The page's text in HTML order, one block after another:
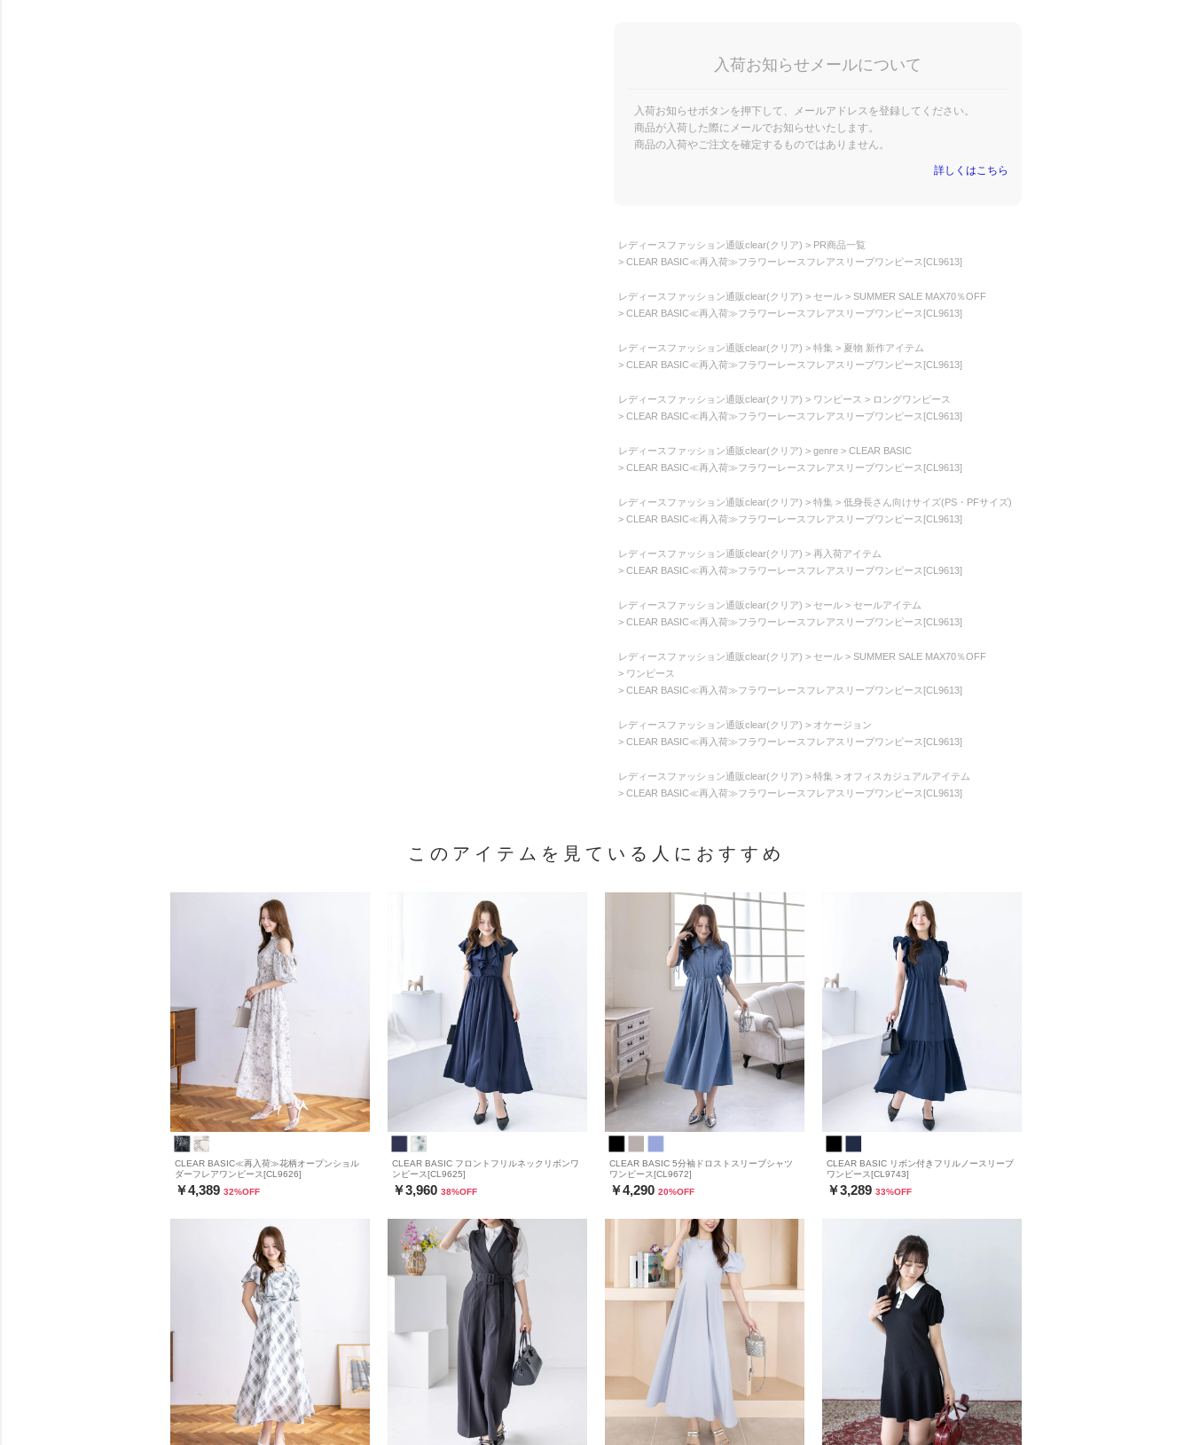
入荷お知らせメールについて
入荷お知らせボタンを押下して、メールアドレスを登録してください。
商品が入荷した際にメールでお知らせいたします。
商品の入荷やご注文を確定するものではありません。
詳しくはこちら
レディースファッション通販clear(クリア)
PR商品一覧
CLEAR BASIC≪再入荷≫フラワーレースフレアスリーブワンピース[CL9613]
レディースファッション通販clear(クリア) セール
SUMMER SALE MAX70％OFF
CLEAR BASIC≪再入荷≫フラワーレースフレアスリーブワンピース[CL9613]
レディースファッション通販clear(クリア) 特集
夏物 新作アイテム
CLEAR BASIC≪再入荷≫フラワーレースフレアスリーブワンピース[CL9613]
レディースファッション通販clear(クリア) ワンピース
ロングワンピース
CLEAR BASIC≪再入荷≫フラワーレースフレアスリーブワンピース[CL9613]
レディースファッション通販clear(クリア) genre
CLEAR BASIC
CLEAR BASIC≪再入荷≫フラワーレースフレアスリーブワンピース[CL9613]
レディースファッション通販clear(クリア) 特集
低身長さん向けサイズ(PS・PFサイズ)
CLEAR BASIC≪再入荷≫フラワーレースフレアスリーブワンピース[CL9613]
レディースファッション通販clear(クリア)
再入荷アイテム
CLEAR BASIC≪再入荷≫フラワーレースフレアスリーブワンピース[CL9613]
レディースファッション通販clear(クリア) セール
セールアイテム
CLEAR BASIC≪再入荷≫フラワーレースフレアスリーブワンピース[CL9613]
レディースファッション通販clear(クリア) セール
SUMMER SALE MAX70％OFF
ワンピース
CLEAR BASIC≪再入荷≫フラワーレースフレアスリーブワンピース[CL9613]
レディースファッション通販clear(クリア)
オケージョン
CLEAR BASIC≪再入荷≫フラワーレースフレアスリーブワンピース[CL9613]
レディースファッション通販clear(クリア) 特集
オフィスカジュアルアイテム
CLEAR BASIC≪再入荷≫フラワーレースフレアスリーブワンピース[CL9613]
このアイテムを見ている人におすすめ
CLEAR BASIC≪再入荷≫花柄オープンショル
ダーフレアワンピース[CL9626]
￥4,389 32%OFF
CLEAR BASIC フロントフリルネックリボンワ
ンピース[CL9625]
￥3,960 38%OFF
CLEAR BASIC 5分袖ドロストスリーブシャツ
ワンピース[CL9672]
￥4,290 20%OFF
CLEAR BASIC リボン付きフリルノースリーブ
ワンピース[CL9743]
￥3,289 33%OFF